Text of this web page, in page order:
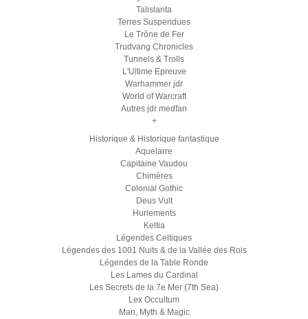
Talislanta
Terres Suspendues
Le Trône de Fer
Trudvang Chronicles
Tunnels & Trolls
L'Ultime Epreuve
Warhammer jdr
World of Warcraft
Autres jdr medfan
+
Historique & Historique fantastique
Aquelarre
Capitaine Vaudou
Chimères
Colonial Gothic
Deus Vult
Hurlements
Keltia
Légendes Celtiques
Légendes des 1001 Nuits & de la Vallée des Rois
Légendes de la Table Ronde
Les Lames du Cardinal
Les Secrets de la 7e Mer (7th Sea)
Lex Occultum
Man, Myth & Magic